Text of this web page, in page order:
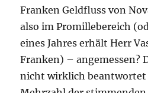
Franken Geldfluss von
also im Promillebereich
eines Jahres erhält Herr
Franken) – angemessen?
nicht wirklich beantwortet